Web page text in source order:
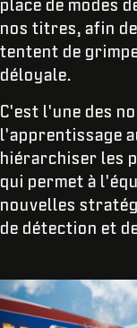
place de modes
nos titres, afin
tentent de
déloyale.
C'est l'une des
l'apprentissage
hiérarchiser les
qui permet à
nouvelles
de détection et